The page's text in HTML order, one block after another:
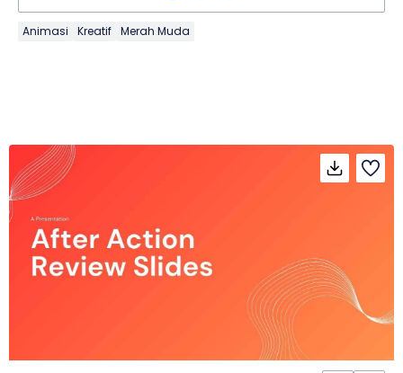
Animasi Kreatif Merah Muda